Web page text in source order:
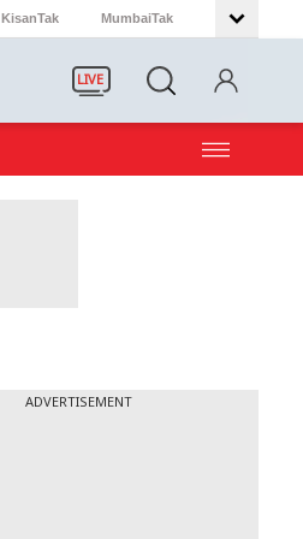
KisanTak MumbaiTak
LIVE
ADVERTISEMENT